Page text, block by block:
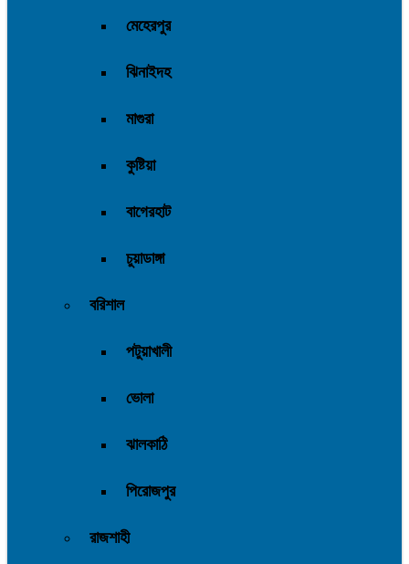
মেহেরপুর
ঝিনাইদহ
মাগুরা
কুষ্টিয়া
বাগেরহাট
চুয়াডাঙ্গা
বরিশাল
পটুয়াখালী
ভোলা
ঝালকাঠি
পিরোজপুর
রাজশাহী